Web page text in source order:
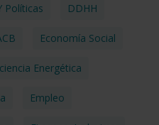
Políticas DDHH
Economía Social
Energética
Empleo